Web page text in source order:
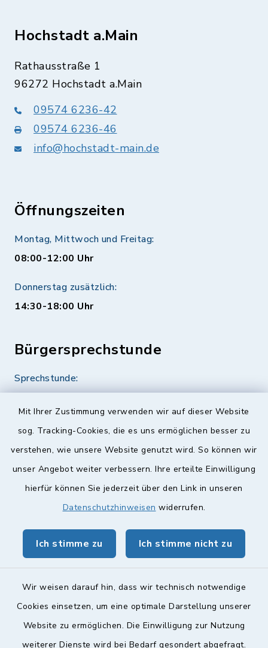
Mit Ihrer Zustimmung verwenden wir auf dieser Website
sog. Tracking-Cookies, die es uns ermöglichen besser zu
verstehen, wie unsere Website genutzt wird. So können wir
unser Angebot weiter verbessern. Ihre erteilte Einwilligung
hierfür können Sie jederzeit über den Link in unseren
Datenschutzhinweisen widerrufen.
Ich stimme zu Ich stimme nicht zu
Wir weisen darauf hin, dass wir technisch notwendige
Cookies einsetzen, um eine optimale Darstellung unserer
Website zu ermöglichen. Die Einwilligung zur Nutzung
weiterer Dienste wird bei Bedarf gesondert abgefragt.
Hochstadt a.Main
Rathausstraße 1
96272 Hochstadt a.Main
09574 6236-42
09574 6236-46
info@hochstadt-main.de
Öffnungszeiten
Montag, Mittwoch und Freitag:
08:00-12:00 Uhr
Donnerstag zusätzlich:
14:30-18:00 Uhr
Bürgersprechstunde
Sprechstunde:
Quicklinks
Landkreis Lichtenfels
geoPortal Lichtenfels